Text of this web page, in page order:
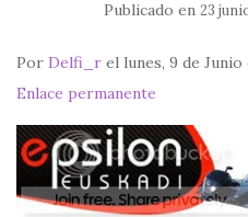
Publicado en 23
Por Delfi_r el lunes, 9 de Junio
Enlace permanente